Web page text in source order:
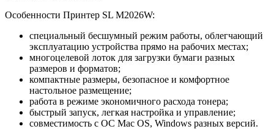
Особенности Принтер SL M2026W:
специальный бесшумный режим работы, облегчающий
эксплуатацию устройства прямо на рабочих местах;
многоцелевой лоток для загрузки бумаги разных
размеров и форматов;
компактные размеры, безопасное и комфортное
настольное размещение;
работа в режиме экономичного расхода тонера;
быстрый запуск, легкая настройка и управление;
совместимость с ОС Mac OS, Windows разных версий.